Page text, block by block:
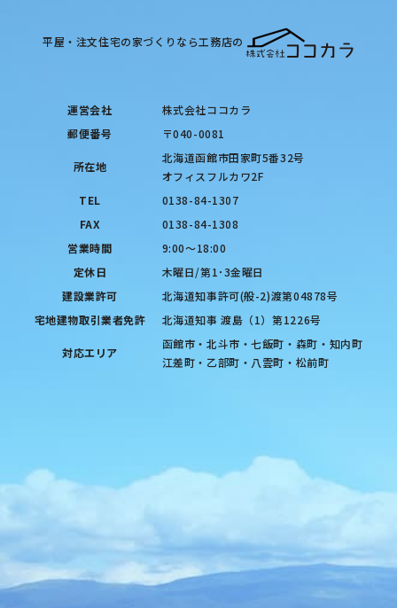
平屋・注文住宅の家づくりなら工務店の
運営会社
株式会社ココカラ
郵便番号
〒040-0081
所在地
北海道函館市田家町5番32号
オフィスフルカワ2F
TEL
0138-84-1307
FAX
0138-84-1308
営業時間
9:00〜18:00
定休日
木曜日/第1･3金曜日
建設業許可
北海道知事許可(般-2)渡第04878号
宅地建物取引業者免許
北海道知事 渡島（1）第1226号
対応エリア
函館市・北斗市・七飯町・森町・知内町
江差町・乙部町・八雲町・松前町